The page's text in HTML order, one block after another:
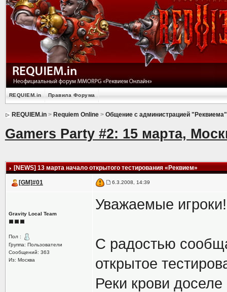
REQUIEM.in Правила Форума
REQUIEM.in> Requiem Online> Общение с администрацией "Реквиема"
Gamers Party #2: 15 марта,
[NEWS] 13 марта начало открытого тестирования «Реквием»
[GM]#01 6.3.2008, 14:39
Gravity Local Team
Пол :
Группа: Пользователи
Сообщений: 363
Из: Москва
Уважаемые игроки!
С радостью
открытое
Реки крови